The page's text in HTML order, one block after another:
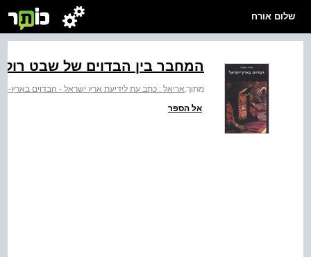
שלום אורח
המחבר בין הבדוים של שבט
מתוך:אריאל : כתב עת לידיעת ארץ ישראל - הבדוים בארץ-
אל הספר